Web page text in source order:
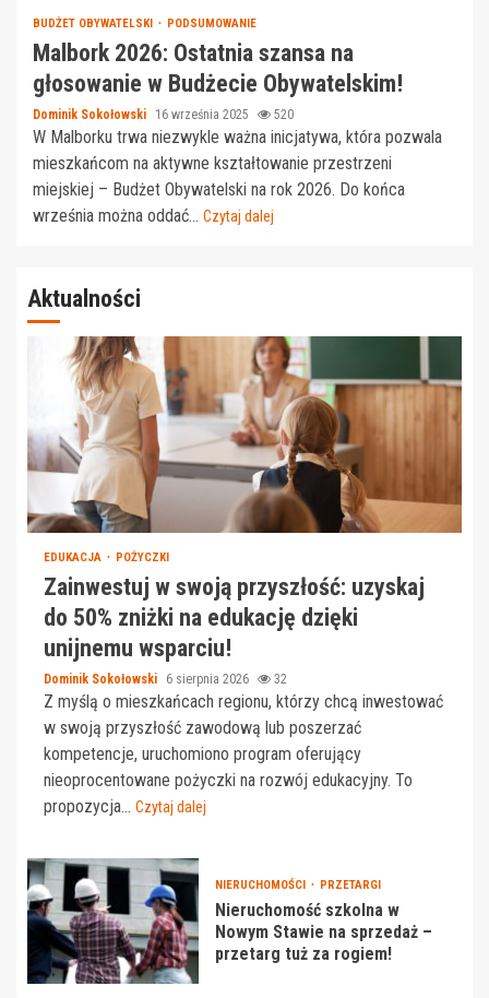
BUDŻET OBYWATELSKI PODSUMOWANIE
Malbork 2026: Ostatnia szansa na
głosowanie w Budżecie Obywatelskim!
Dominik Sokołowski 16 września 2025 520
W Malborku trwa niezwykle ważna inicjatywa, która pozwala
mieszkańcom na aktywne kształtowanie przestrzeni
miejskiej – Budżet Obywatelski na rok 2026. Do końca
września można oddać... Czytaj dalej
Aktualności
EDUKACJA POŻYCZKI
Zainwestuj w swoją przyszłość: uzyskaj
do 50% zniżki na edukację dzięki
unijnemu wsparciu!
Dominik Sokołowski 6 sierpnia 2026 32
Z myślą o mieszkańcach regionu, którzy chcą inwestować
w swoją przyszłość zawodową lub poszerzać
kompetencje, uruchomiono program oferujący
nieoprocentowane pożyczki na rozwój edukacyjny. To
propozycja... Czytaj dalej
NIERUCHOMOŚCI PRZETARGI
Nieruchomość szkolna w
Nowym Stawie na sprzedaż –
przetarg tuż za rogiem!